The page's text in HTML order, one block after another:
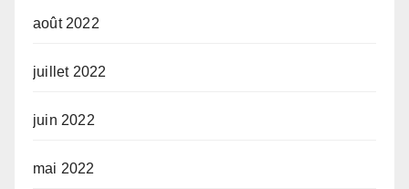
août 2022
juillet 2022
juin 2022
mai 2022